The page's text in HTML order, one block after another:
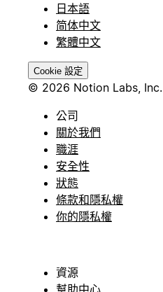
日本語
简体中文
繁體中文
Cookie 設定
© 2026 Notion Labs, Inc.
公司
關於我們
職涯
安全性
狀態
條款和隱私權
你的隱私權
資源